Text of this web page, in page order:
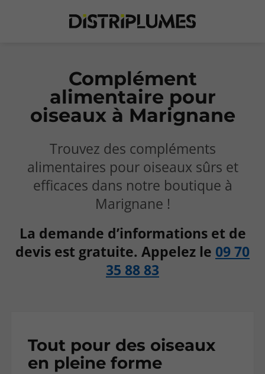
Complément
alimentaire pour
oiseaux à Marignane
Trouvez des compléments
alimentaires pour oiseaux sûrs et
efficaces dans notre boutique à
Marignane !
La demande d’informations et de
devis est gratuite. Appelez le 09 70
35 88 83
Tout pour des oiseaux
en pleine forme